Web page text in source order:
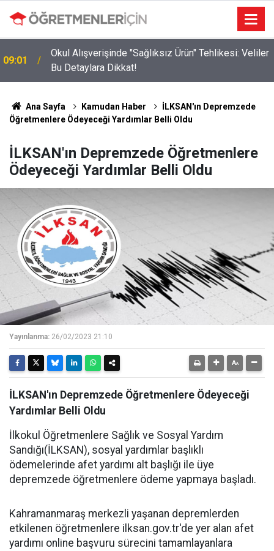
Okul Alışverişinde "Sağlıksız Ürün" Tehlikesi: Veliler
Bu Detaylara Dikkat!
19:03
Danıştay’dan Binlerce Öğretmeni Sevindiren Karar:
MEB'in Ek Ders Kısıtlaması Son Buldu!
Ana Sayfa Kamudan Haber
İLKSAN'ın Depremzede
Öğretmenlere Ödeyeceği Yardımlar Belli Oldu
İLKSAN'ın Depremzede Öğretmenlere
Ödeyeceği Yardımlar Belli Oldu
Yayınlanma: 26/02/2023 21:10
İLKSAN'ın Depremzede Öğretmenlere Ödeyeceği
Yardımlar Belli Oldu
İlkokul Öğretmenlere Sağlık ve Sosyal Yardım
Sandığı(İLKSAN), sosyal yardımlar başlıklı
ödemelerinde afet yardımı alt başlığı ile üye
depremzede öğretmenlere ödeme yapmaya başladı.
Kahramanmaraş merkezli yaşanan depremlerden
etkilenen öğretmenlere ilksan.gov.tr'de yer alan afet
yardımı online başvuru sürecini tamamlayanlara